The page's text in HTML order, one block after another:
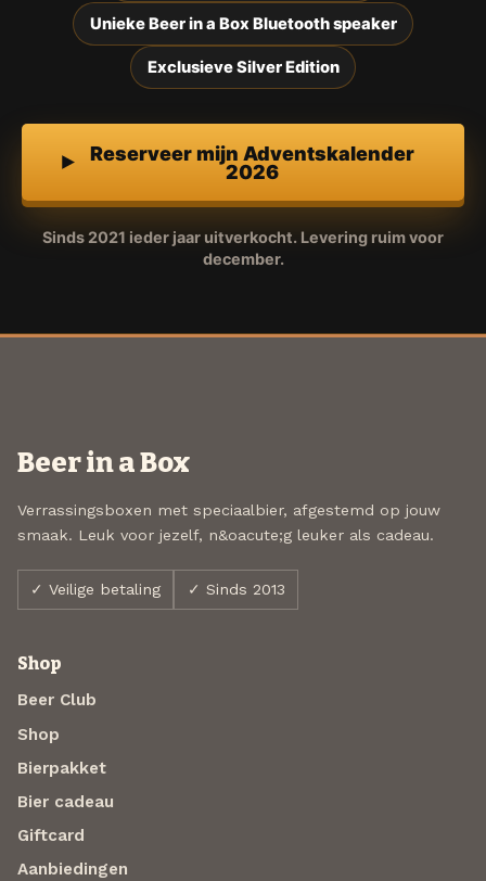
Unieke Beer in a Box Bluetooth speaker
Exclusieve Silver Edition
Reserveer mijn Adventskalender
2026
Sinds 2021 ieder jaar uitverkocht. Levering ruim voor
december.
Beer in a Box
Verrassingsboxen met speciaalbier, afgestemd op jouw
smaak. Leuk voor jezelf, n&oacute;g leuker als cadeau.
✓ Veilige betaling ✓ Sinds 2013
Shop
Beer Club
Shop
Bierpakket
Bier cadeau
Giftcard
Aanbiedingen